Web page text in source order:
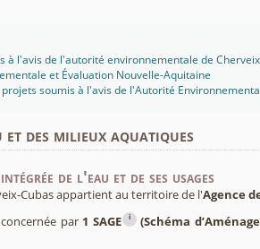
à l'avis de l'autorité environnementale de
et Évaluation Nouvelle-Aquitaine
soumis à l'avis de l'Autorité
des milieux aquatiques
de l'eau et de ses usages
Cubas appartient au territoire de l'Agence
par 1 SAGE i (Schéma